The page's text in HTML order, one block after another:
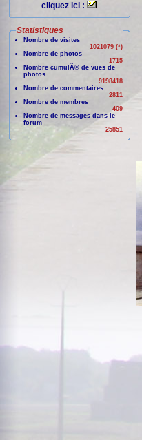
cliquez ici :
Statistiques
Nombre de visites
1021079 (*)
Nombre de photos
1715
Nombre cumulÃ© de vues de
photos
9198418
Nombre de commentaires
2811
Nombre de membres
409
Nombre de messages dans le
forum
25851